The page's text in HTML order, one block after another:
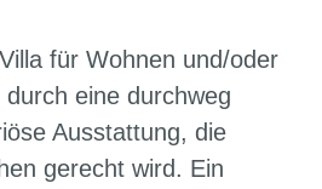
für Wohnen und/oder
eine durchweg
Ausstattung, die
gerecht wird. Ein